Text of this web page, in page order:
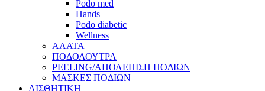
Podo med
Hands
Podo diabetic
Wellness
ΑΛΑΤΑ
ΠΟΔΟΛΟΥΤΡΑ
PEELING/ΑΠΟΛΕΠΙΣΗ ΠΟΔΙΩΝ
ΜΑΣΚΕΣ ΠΟΔΙΩΝ
ΑΙΣΘΗΤΙΚΗ